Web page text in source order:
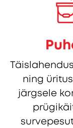
ning
järgsele